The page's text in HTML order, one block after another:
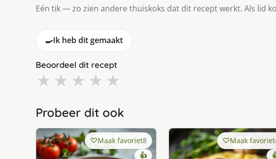
Eén tik — zo zien andere thuiskoks dat dit recept werkt. Als lid
🍳Ik heb dit gemaakt
Beoordeel dit recept
★ ★ ★ ★ ★
Probeer dit ook
Maak favoriet8
👍
Maak favoriet